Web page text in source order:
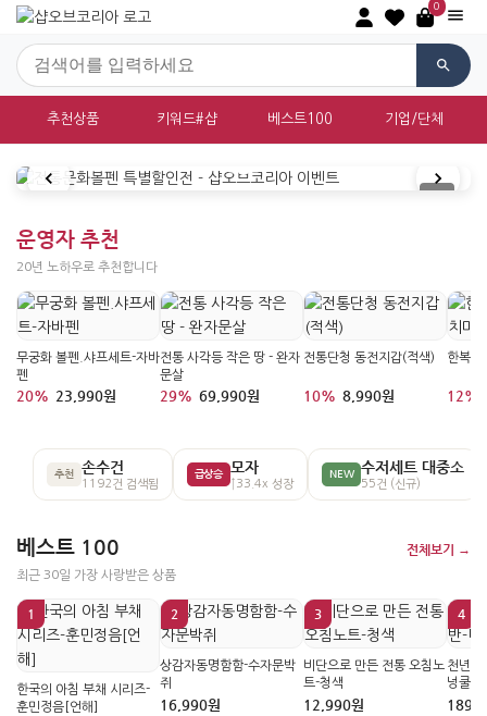
0
추천상품 키워드#샵 베스트100 기업/단체
대한민국 전통문화상품 쇼핑몰 샵오브
운영자 추천
20년 노하우로 추천합니다
무궁화 볼펜.샤프세트-자바
펜
20% 23,990원
전통 사각등 작은 땅 - 완자
문살
29% 69,990원
전통단청 동전지갑(적색)
10% 8,990원
한복인
12%
추천 손수건
1192건 검색됨
급상승 모자
↑33.4x 성장
NEW 수저세트 대중소
55건 (신규)
베스트 100
최근 30일 가장 사랑받은 상품
전체보기 →
1
한국의 아침 부채 시리즈-
훈민정음[언해]
2
상감자동명함함-수자문박
쥐
16,990원
3
비단으로 만든 전통 오침노
트-청색
12,990원
4
천년시
넝쿨